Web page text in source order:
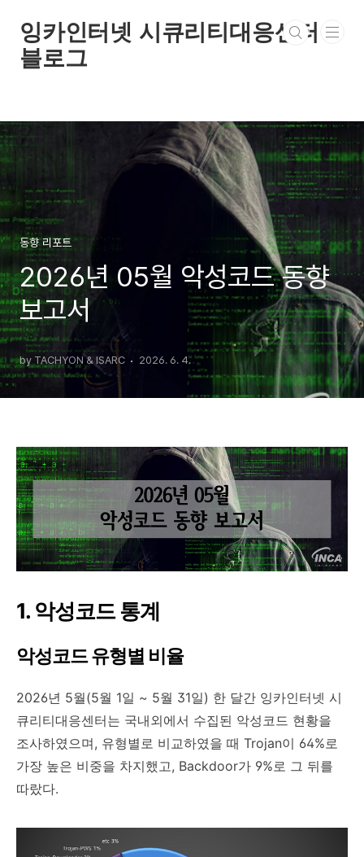
잉카인터넷 시큐리티대응센터
블로그
동향 리포트
2026년 05월 악성코드 동향
보고서
by TACHYON & ISARC 2026. 6. 4.
1. 악성코드 통계
악성코드 유형별 비율
2026년 5월(5월 1일 ~ 5월 31일) 한 달간 잉카인터넷 시
큐리티대응센터는 국내외에서 수집된 악성코드 현황을
조사하였으며, 유형별로 비교하였을 때 Trojan이 64% 로
가장 높은 비중을 차지했고, Backdoor가 9% 로 그 뒤를
따랐다.